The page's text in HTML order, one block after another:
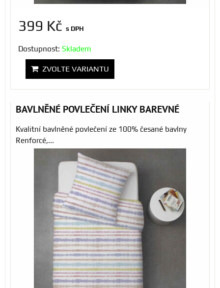
399 Kč s DPH
Dostupnost: Skladem
ZVOLTE VARIANTU
BAVLNĚNÉ POVLEČENÍ LINKY BAREVNÉ
Kvalitní bavlněné povlečení ze 100% česané bavlny
Renforcé,...